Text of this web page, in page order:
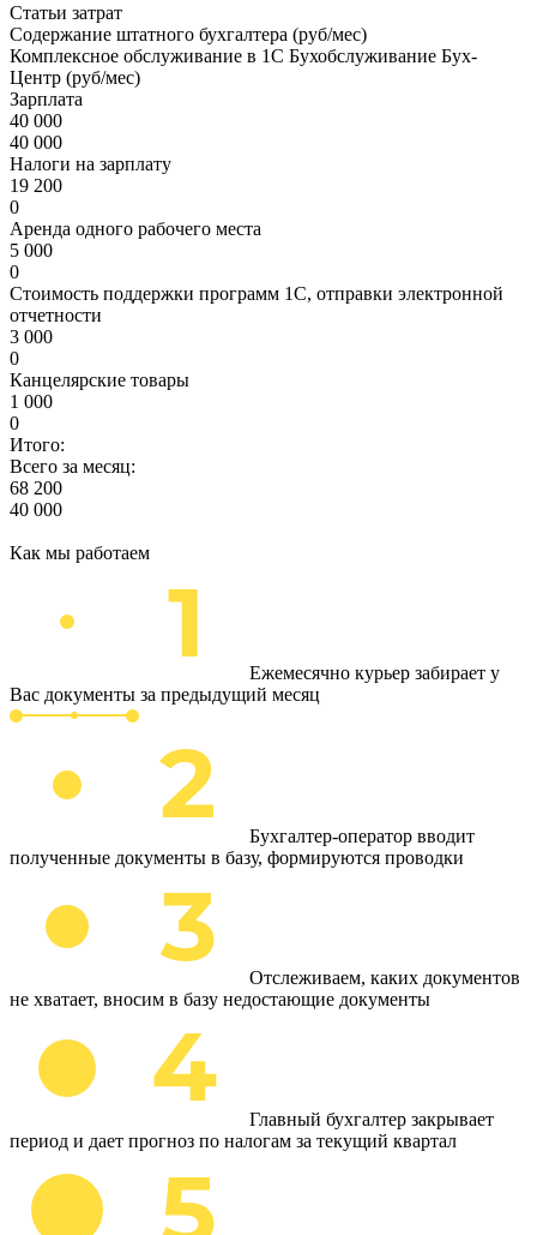
Статьи затрат
Содержание штатного бухгалтера (руб/мес)
Комплексное обслуживание в 1С Бухобслуживание Бух-
Центр (руб/мес)
Зарплата
40 000
40 000
Налоги на зарплату
19 200
0
Аренда одного рабочего места
5 000
0
Стоимость поддержки программ 1С, отправки электронной
отчетности
3 000
0
Канцелярские товары
1 000
0
Итого:
Всего за месяц:
68 200
40 000
Как мы работаем
Ежемесячно курьер забирает у
Вас документы за предыдущий месяц
Бухгалтер-оператор вводит
полученные документы в базу, формируются проводки
Отслеживаем, каких документов
не хватает, вносим в базу недостающие документы
Главный бухгалтер закрывает
период и дает прогноз по налогам за текущий квартал